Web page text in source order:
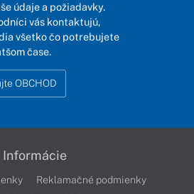
údaje a požiadavky.
vás kontaktujú,
všetko čo potrebujete
čase.
OBCHOD
Informácie
Reklamačné podmienky